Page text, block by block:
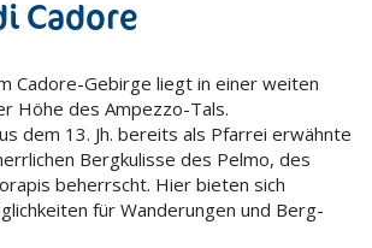
Cadore
Cadore-Gebirge liegt in einer weiten
Höhe des Ampezzo-Tals.
dem 13. Jh. bereits als Pfarrei erwähnte
Bergkulisse des Pelmo, des
beherrscht. Hier bieten sich
für Wanderungen und Berg-